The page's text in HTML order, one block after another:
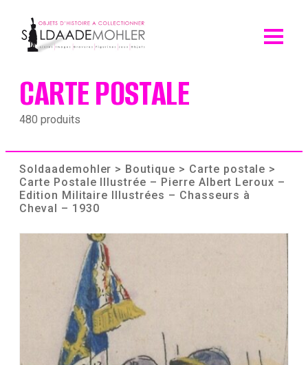
content
CARTE POSTALE
480 produits
Soldaademohler > Boutique > Carte postale >
Carte Postale Illustrée – Pierre Albert Leroux –
Edition Militaire Illustrées – Chasseurs à
Cheval – 1930